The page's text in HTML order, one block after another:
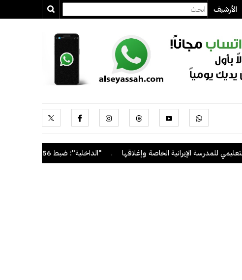
الأرشيف
للمدرسة الإيرانية الخاصة وإغلاقها . "الداخلية": ضبط 56 مخالفاً في حملة أمنية مشتركة بالتعاون مع "القوى العاملة"